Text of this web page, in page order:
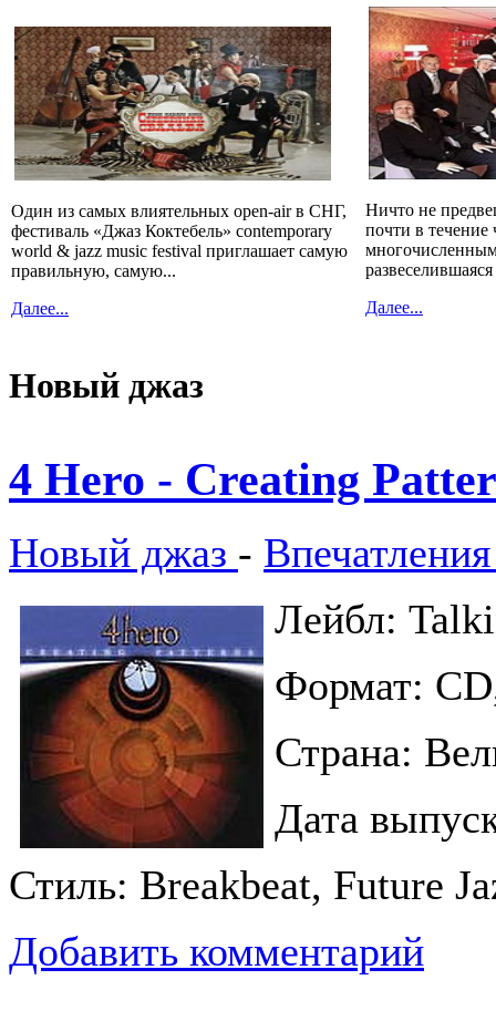
Один из самых влиятельных open-air в СНГ,
фестиваль «Джаз Коктебель» contemporary
world & jazz music festival приглашает самую
правильную, самую...
Далее...
Ничто не
почти в течение
Далее...
Новый джаз
4 Hero - Creating
Новый джаз -
Лейбл:
Формат:
Страна:
Дата
Стиль: Breakbeat, Future
Добавить комментарий